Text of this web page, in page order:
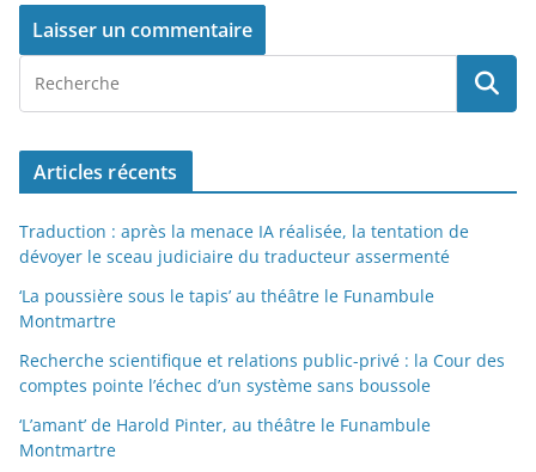
Articles récents
Traduction : après la menace IA réalisée, la tentation de
dévoyer le sceau judiciaire du traducteur assermenté
‘La poussière sous le tapis’ au théâtre le Funambule
Montmartre
Recherche scientifique et relations public-privé : la Cour des
comptes pointe l’échec d’un système sans boussole
‘L’amant’ de Harold Pinter, au théâtre le Funambule
Montmartre